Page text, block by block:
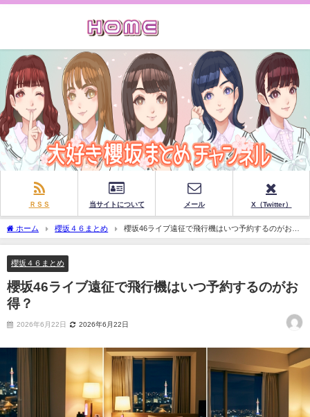
ＲＳＳ 当サイトについて メール X（Twitter）
ホーム 櫻坂４６まとめ
櫻坂46ライブ遠征で飛行機はいつ予約するのがお
得？
櫻坂４６まとめ
櫻坂46ライブ遠征で飛行機はいつ予約するのがお
得？
2026年6月22日 2026年6月22日